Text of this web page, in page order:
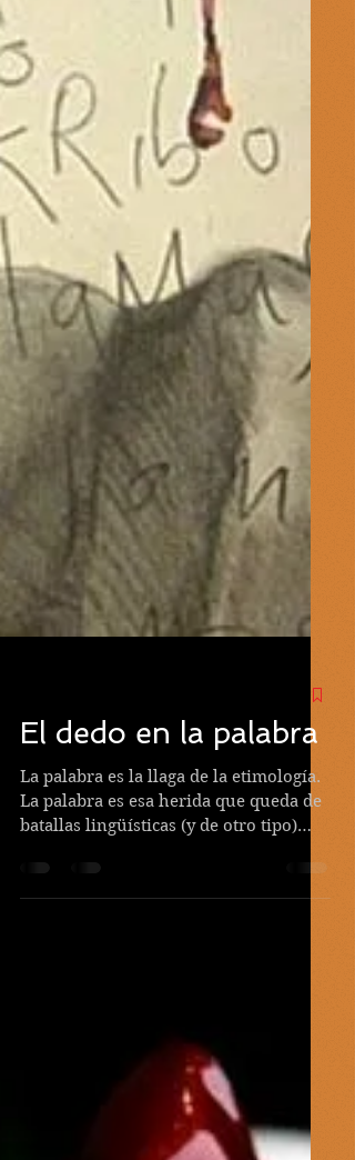
La palabra es esa herida que queda de
batallas lingüísticas (y de otro tipo)
que han desarmado...